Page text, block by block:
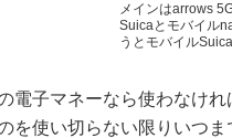
メインはarrows
Suicaとモバイル
うとモバイル
電子マネーなら使わなけれ
を使い切らない限りいつ